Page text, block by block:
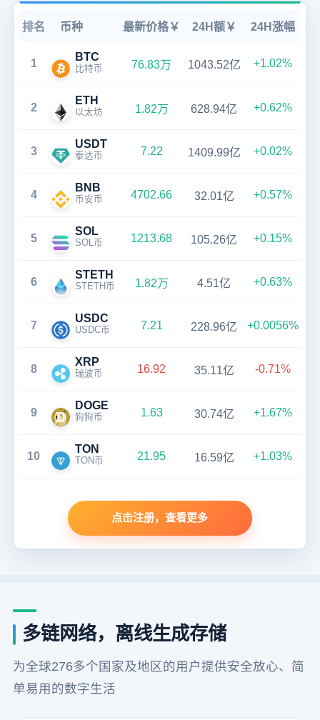
排名 币种 最新价格￥ 24H额￥ 24H涨幅
1
BTC
比特币 76.83万 1043.52亿 +1.02%
2
ETH
以太坊 1.82万 628.94亿 +0.62%
3
USDT
泰达币 7.22 1409.99亿 +0.02%
4
BNB
币安币 4702.66 32.01亿 +0.57%
5
SOL
SOL币 1213.68 105.26亿 +0.15%
6
STETH
STETH币 1.82万 4.51亿 +0.63%
7
USDC
USDC币 7.21 228.96亿 +0.0056%
8
XRP
瑞波币 16.92 35.11亿 -0.71%
9
DOGE
狗狗币 1.63 30.74亿 +1.67%
10
TON
TON币 21.95 16.59亿 +1.03%
点击注册，查看更多
多链网络，离线生成存储
为全球276多个国家及地区的用户提供安全放心、简
单易用的数字生活